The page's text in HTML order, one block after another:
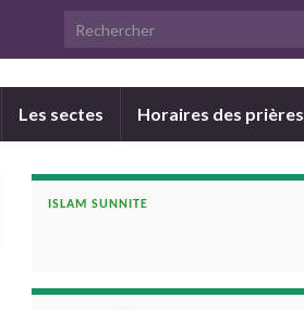
Search for:
Les sectes Horaires des prières
ISLAM SUNNITE